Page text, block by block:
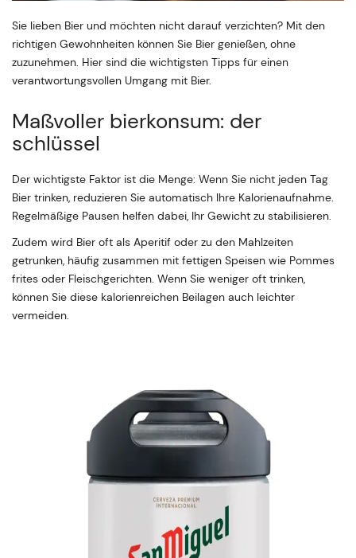
Sie lieben Bier und möchten nicht darauf verzichten? Mit den
richtigen Gewohnheiten können Sie Bier genießen, ohne
zuzunehmen. Hier sind die wichtigsten Tipps für einen
verantwortungsvollen Umgang mit Bier.
Maßvoller bierkonsum: der
schlüssel
Der wichtigste Faktor ist die Menge: Wenn Sie nicht jeden Tag
Bier trinken, reduzieren Sie automatisch Ihre Kalorienaufnahme.
Regelmäßige Pausen helfen dabei, Ihr Gewicht zu stabilisieren.
Zudem wird Bier oft als Aperitif oder zu den Mahlzeiten
getrunken, häufig zusammen mit fettigen Speisen wie Pommes
frites oder Fleischgerichten. Wenn Sie weniger oft trinken,
können Sie diese kalorienreichen Beilagen auch leichter
vermeiden.